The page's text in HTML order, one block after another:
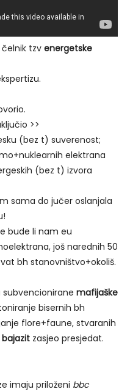
čelnik tzv energetske
>>
(bez t) suverenost;
elektrana
(bez t) izvora
sama do jučer oslanjala
bude li nam eu
još narednih 50
bh stanovništvo+okoliš.
mafijaške
bisernih bh
flore+faune, stvaranih
zasjeo presjedat.
imaju priloženi bbc